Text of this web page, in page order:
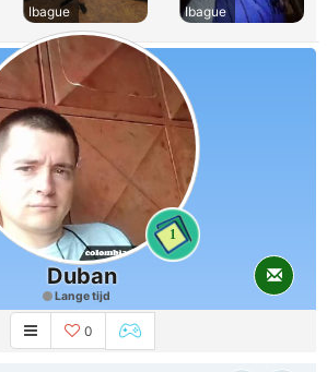
Ibague
Ibague
1
Duban
Lange tijd
0